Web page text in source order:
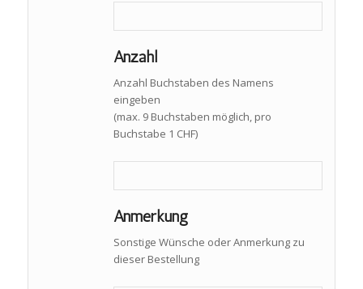
Anzahl
Anzahl Buchstaben des Namens
eingeben
(max. 9 Buchstaben möglich, pro
Buchstabe 1 CHF)
Anmerkung
Sonstige Wünsche oder Anmerkung zu
dieser Bestellung